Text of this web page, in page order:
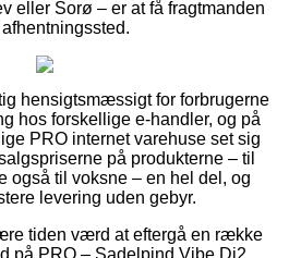
eller Sorø – er at få fragtmanden
hensigtsmæssigt for forbrugerne
hos forskellige e-handler, og på
PRO internet varehuse set sig
på produkterne – til
også til voksne – en hel del, og
levering uden gebyr.
tiden værd at eftergå en række
på PRO – Sadelpind Vibe Di2